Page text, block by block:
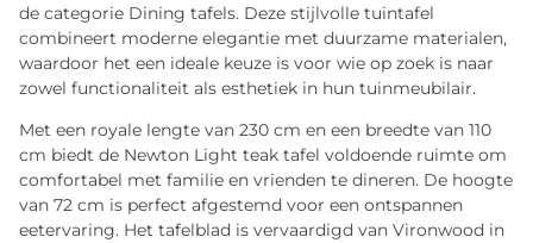
de categorie Dining tafels. Deze stijlvolle tuintafel
combineert moderne elegantie met duurzame materialen,
waardoor het een ideale keuze is voor wie op zoek is naar
zowel functionaliteit als esthetiek in hun tuinmeubilair.
Met een royale lengte van 230 cm en een breedte van 110
cm biedt de Newton Light teak tafel voldoende ruimte om
comfortabel met familie en vrienden te dineren. De hoogte
van 72 cm is perfect afgestemd voor een ontspannen
eetervaring. Het tafelblad is vervaardigd van Vironwood in